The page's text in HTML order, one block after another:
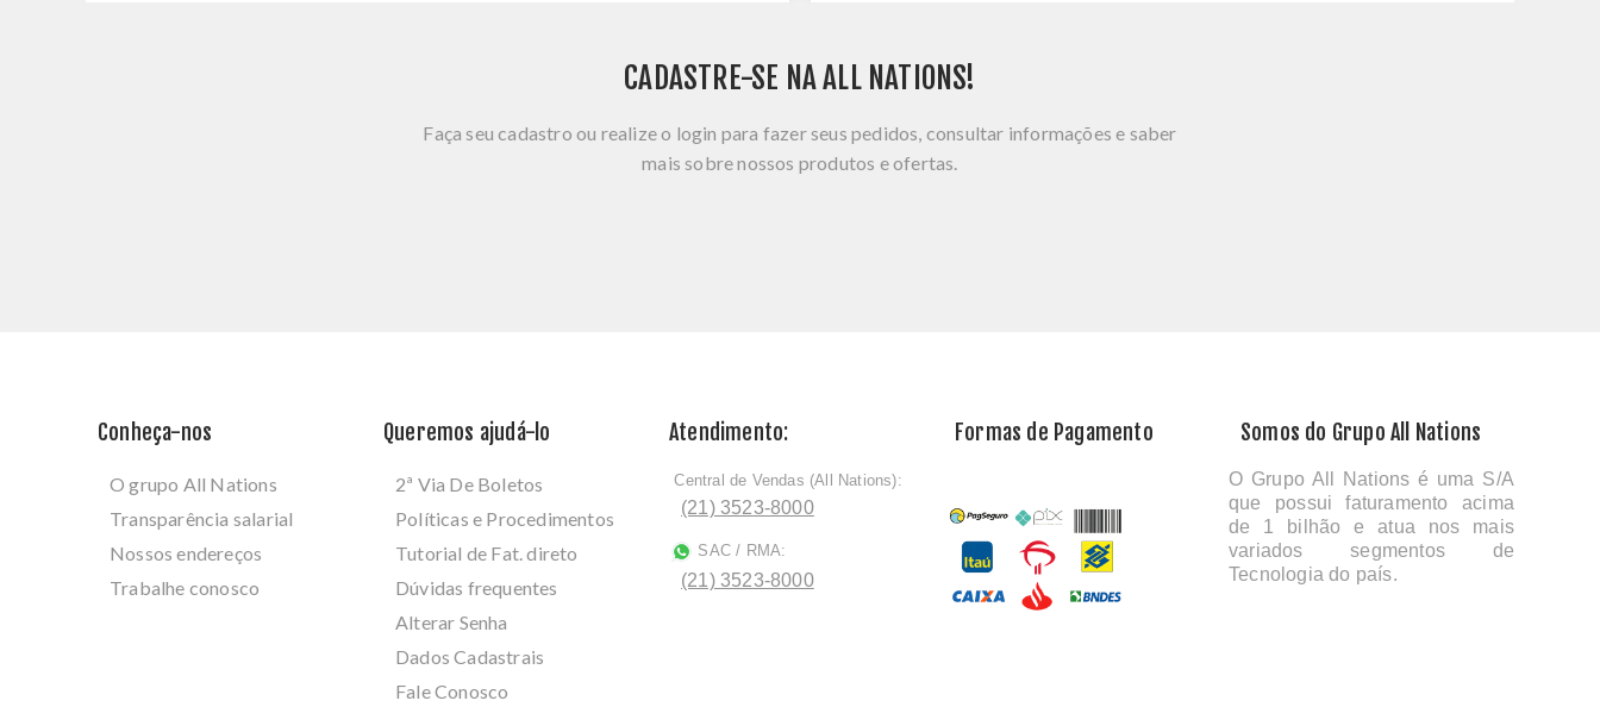
CADASTRE-SE NA ALL NATIONS!
Faça seu cadastro ou realize o login para fazer seus pedidos, consultar informações e saber
mais sobre nossos produtos e ofertas.
Conheça-nos
O grupo All Nations
Transparência salarial
Nossos endereços
Trabalhe conosco
Queremos ajudá-lo
2ª Via De Boletos
Políticas e Procedimentos
Tutorial de Fat. direto
Dúvidas frequentes
Alterar Senha
Dados Cadastrais
Fale Conosco
Atendimento:
ﾠCentral de Vendas (All Nations):
(21) 3523-8000
SAC / RMA:
(21) 3523-8000
Formas de Pagamento Somos do Grupo All Nations
O Grupo All Nations é uma S/A
que possui faturamento acima
de 1 bilhão e atua nos mais
variados segmentos de
Tecnologia do país.